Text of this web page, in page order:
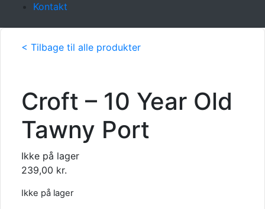
Kontakt
< Tilbage til alle produkter
Croft – 10 Year Old
Tawny Port
Ikke på lager
239,00 kr.
Ikke på lager